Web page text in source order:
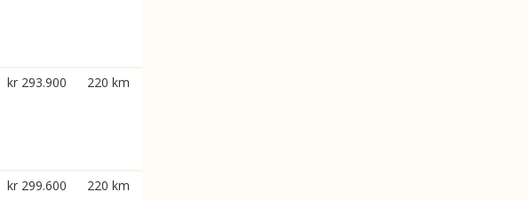
kr 293.900 220 km
kr 299.600 220 km